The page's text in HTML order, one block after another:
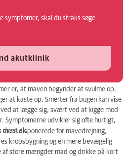
symptomer, skal du straks søge
akutklinik
er, at maven begynder at svulme op,
at kaste op. Smerter fra bugen kan vise
at lægge sig, svært ved at kigge mod
Symptomerne udvikler sig ofte hurtigt,
drastisk.disponerede for mavedrejning,
kropsbygning og en mere bevægelig
af store mængder mad og drikke på kort